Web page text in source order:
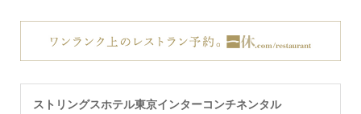
ストリングスホテル東京インターコンチネンタル